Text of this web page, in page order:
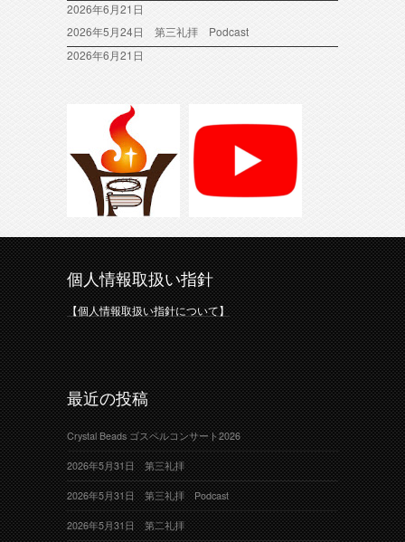
2026年6月21日
2026年5月24日 第三礼拝 Podcast
2026年6月21日
個人情報取扱い指針
【個人情報取扱い指針について】
最近の投稿
Crystal Beads ゴスペルコンサート2026
2026年5月31日 第三礼拝
2026年5月31日 第三礼拝 Podcast
2026年5月31日 第二礼拝